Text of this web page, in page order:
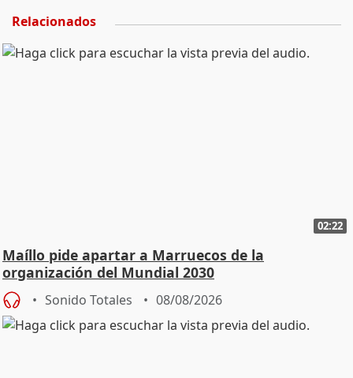
Relacionados
02:22
Maíllo pide apartar a Marruecos de la
organización del Mundial 2030
Sonido Totales 08/08/2026